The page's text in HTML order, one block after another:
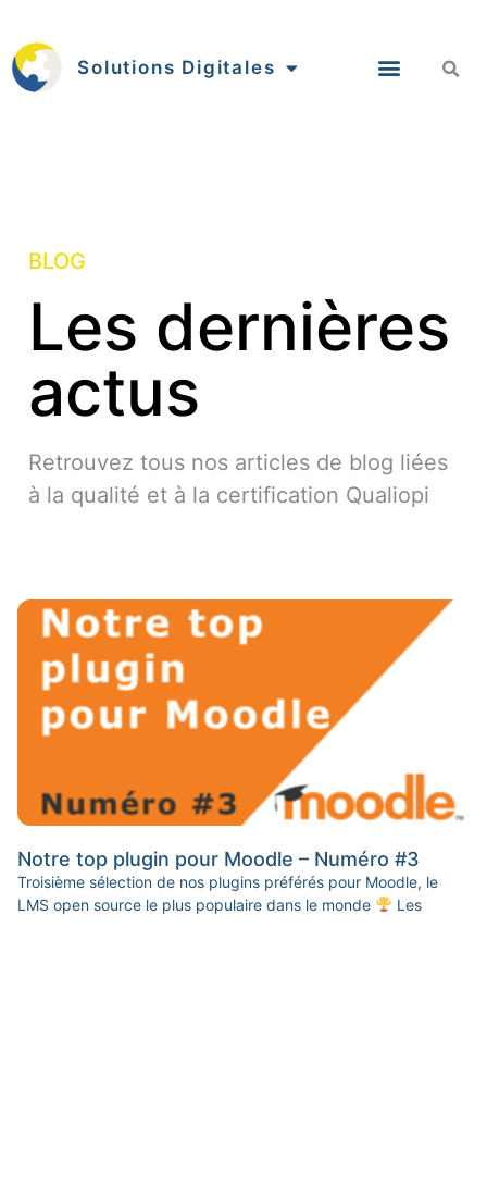
Solutions Digitales
BLOG
Les dernières
actus
Retrouvez tous nos articles de blog liées
à la qualité et à la certification Qualiopi
Notre top plugin pour Moodle – Numéro #3
Troisième sélection de nos plugins préférés pour Moodle, le
LMS open source le plus populaire dans le monde
Les